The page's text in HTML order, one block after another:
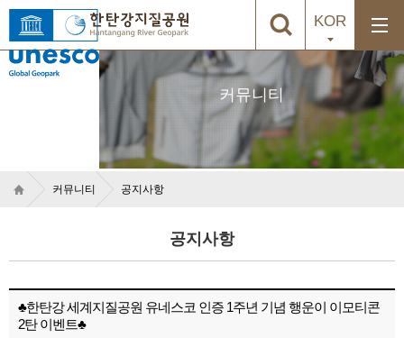
KOR
커뮤니티
커뮤니티 공지사항
공지사항
♣한탄강 세계지질공원 유네스코 인증 1주년 기념 행운이 이모티콘
2탄 이벤트♣